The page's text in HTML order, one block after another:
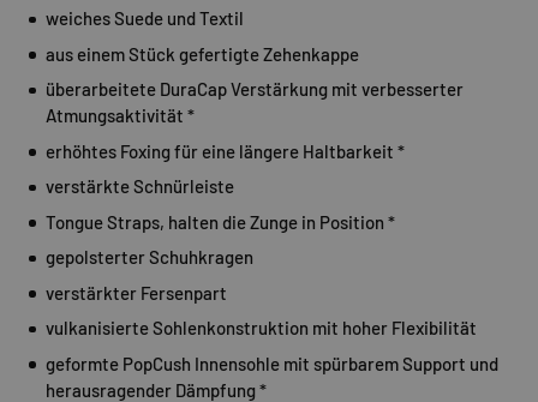
weiches Suede und Textil
aus einem Stück gefertigte Zehenkappe
überarbeitete DuraCap Verstärkung mit verbesserter
Atmungsaktivität *
erhöhtes Foxing für eine längere Haltbarkeit *
verstärkte Schnürleiste
Tongue Straps, halten die Zunge in Position *
gepolsterter Schuhkragen
verstärkter Fersenpart
vulkanisierte Sohlenkonstruktion mit hoher Flexibilität
geformte PopCush Innensohle mit spürbarem Support und
herausragender Dämpfung *